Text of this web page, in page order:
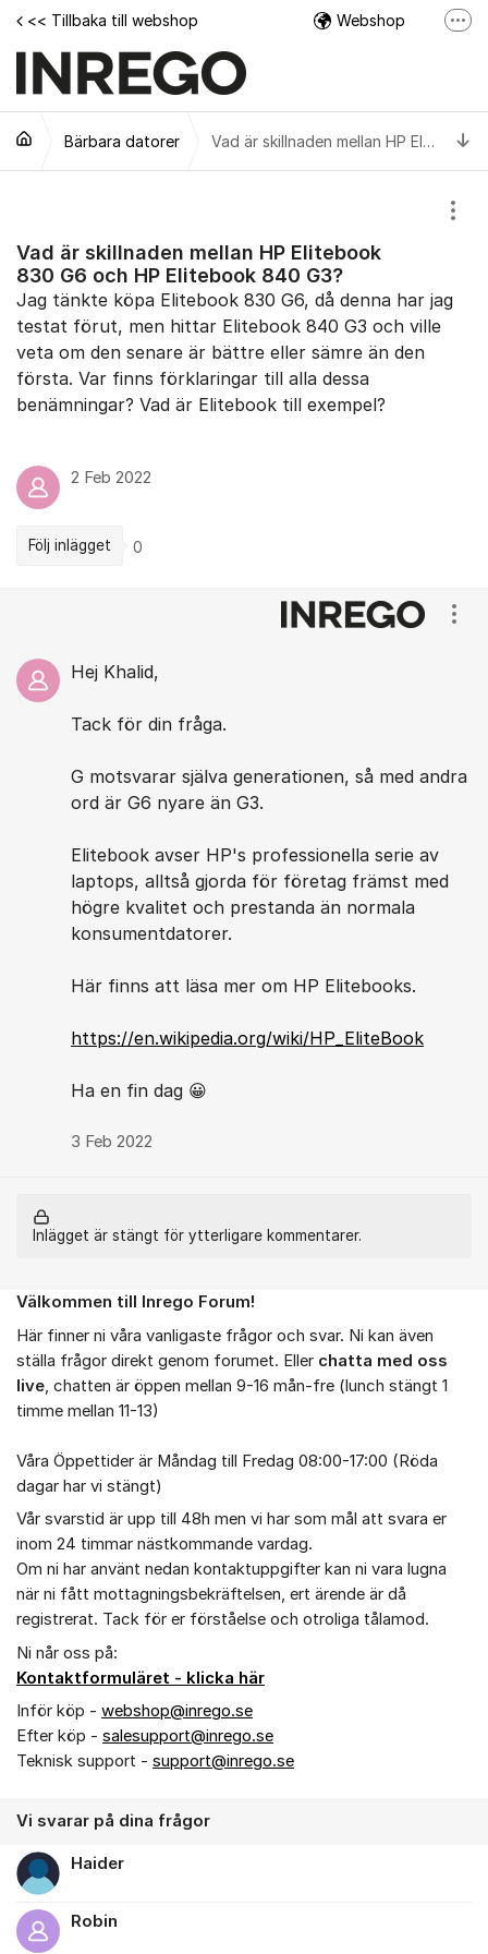
Hoppa till innehåll
<< Tillbaka till webshop Webshop
Tech Support Video
Bärbara datorer Vad är skillnaden mellan HP Elitebook 830 G6 och HP Elitebook 840 G3?
Vad är skillnaden mellan HP Elitebook
830 G6 och HP Elitebook 840 G3?
Jag tänkte köpa Elitebook 830 G6, då denna har jag
testat förut, men hittar Elitebook 840 G3 och ville
veta om den senare är bättre eller sämre än den
första. Var finns förklaringar till alla dessa
benämningar? Vad är Elitebook till exempel?
2 Feb 2022
Följ inlägget 0
Hej Khalid,
Tack för din fråga.
G motsvarar själva generationen, så med andra
ord är G6 nyare än G3.
Elitebook avser HP's professionella serie av
laptops, alltså gjorda för företag främst med
högre kvalitet och prestanda än normala
konsumentdatorer.
Här finns att läsa mer om HP Elitebooks.
https://en.wikipedia.org/wiki/HP_EliteBook
Ha en fin dag 😀
3 Feb 2022
Inlägget är stängt för ytterligare kommentarer.
Om forumet
Välkommen till Inrego Forum!
Här finner ni våra vanligaste frågor och svar. Ni kan även
ställa frågor direkt genom forumet. Eller chatta med oss
live, chatten är öppen mellan 9-16 mån-fre (lunch stängt 1
timme mellan 11-13)
Våra Öppettider är Måndag till Fredag 08:00-17:00 (Röda
dagar har vi stängt)
Vår svarstid är upp till 48h men vi har som mål att svara er
inom 24 timmar nästkommande vardag.
Om ni har använt nedan kontaktuppgifter kan ni vara lugna
när ni fått mottagningsbekräftelsen, ert ärende är då
registrerat. Tack för er förståelse och otroliga tålamod.
Ni når oss på:
Kontaktformuläret - klicka här
Inför köp - webshop@inrego.se
Efter köp - salesupport@inrego.se
Teknisk support - support@inrego.se
Vi svarar på dina frågor
Haider
Robin